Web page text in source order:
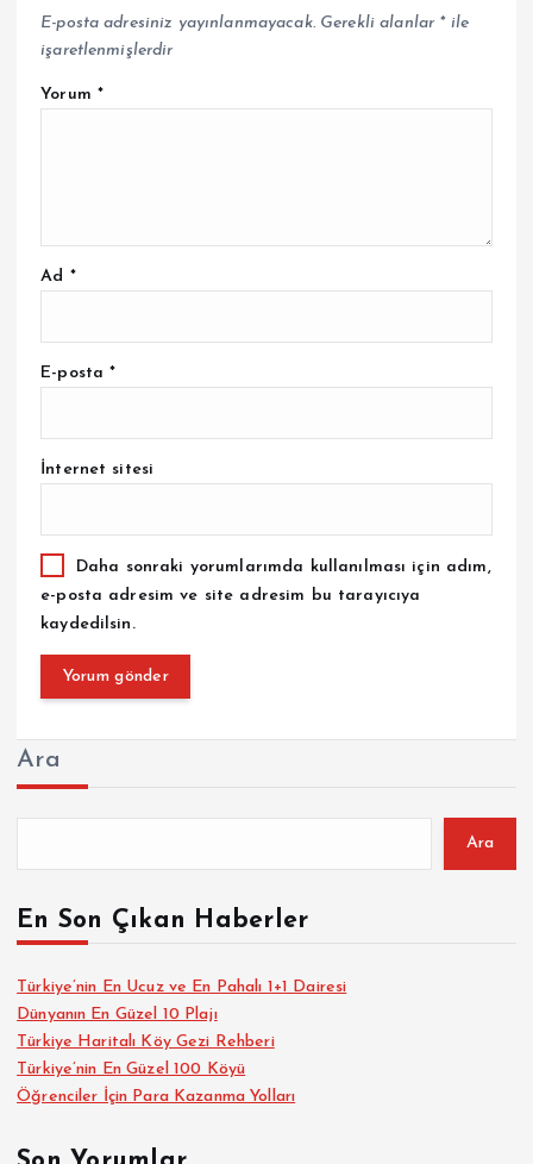
E-posta adresiniz yayınlanmayacak. Gerekli alanlar *ile
işaretlenmişlerdir
Yorum *
Ad *
E-posta*
İnternet sitesi
Daha sonraki yorumlarımda kullanılması için adım,
e-posta adresim ve site adresim bu tarayıcıya
kaydedilsin.
Ara
Ara
En Son Çıkan Haberler
Türkiye’nin En Ucuz ve En Pahalı 1+1 Dairesi
Dünyanın En Güzel 10 Plajı
Türkiye Haritalı Köy Gezi Rehberi
Türkiye’nin En Güzel 100 Köyü
Öğrenciler İçin Para Kazanma Yolları